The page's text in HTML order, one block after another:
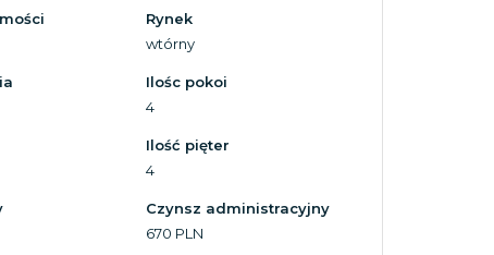
Rynek
wtórny
Ilośc pokoi
4
Ilość pięter
4
Czynsz administracyjny
670 PLN